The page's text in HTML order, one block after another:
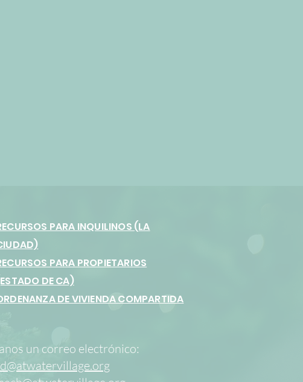
PARA INQUILINOS (LA
PARA PROPIETARIOS
DE CA)
DE VIVIENDA COMPARTIDA
un correo electrónico: